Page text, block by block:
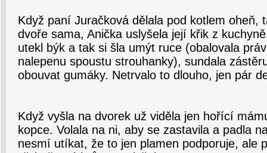
Když paní Juračková dělala pod kotlem oheň,
dvoře sama, Anička uslyšela její křik z
utekl býk a tak si šla umýt ruce (obalovala
nalepenu spoustu strouhanky), sundala
obouvat gumáky. Netrvalo to dlouho, jen pár
Když vyšla na dvorek už viděla jen hořící
kopce. Volala na ni, aby se zastavila a padla
nesmí utíkat, že to jen plamen podporuje, ale